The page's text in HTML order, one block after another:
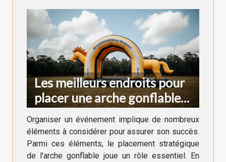
Les meilleurs endroits pour
placer une arche gonflable
lors d'un événement
Organiser un événement implique de nombreux
éléments à considérer pour assurer son succès.
Parmi ces éléments, le placement stratégique
de l'arche gonflable joue un rôle essentiel. En